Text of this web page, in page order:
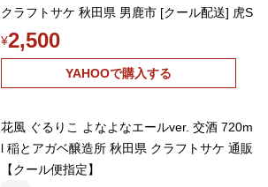
クラフトサケ 秋田県 男鹿市 [クール配送] 虎S
¥2,500
YAHOOで購入する
花風 ぐるりこ よなよなエールver. 交酒 720m
l 稲とアガベ醸造所 秋田県 クラフトサケ 通販
【クール便指定】